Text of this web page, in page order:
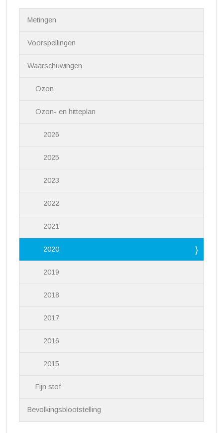
Metingen
Voorspellingen
Waarschuwingen
Ozon
Ozon- en hitteplan
2026
2025
2023
2022
2021
2020
2019
2018
2017
2016
2015
Fijn stof
Bevolkingsblootstelling